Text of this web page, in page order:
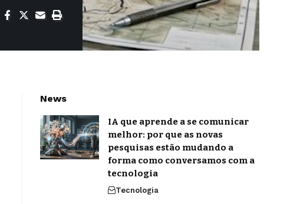
News
IA que aprende a se comunicar
melhor: por que as novas
pesquisas estão mudando a
forma como conversamos com a
tecnologia
Tecnologia